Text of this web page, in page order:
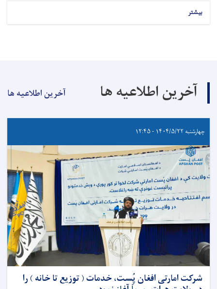
بیشتر
آخرین اطلاعیه ها آخرین اطلاعیه ها
چهارشنبه ۱۴۰۴/۵/۲۲ - ۱۲:۴۵
شرکت امارتی افغان پُست، خدمات ( توزیع تا خانه ) را